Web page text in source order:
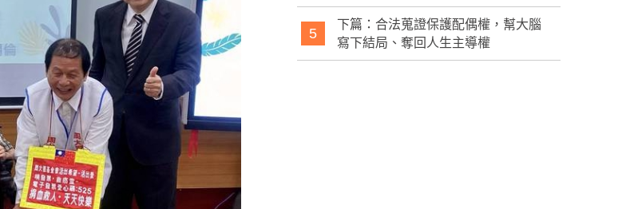
5
下篇：合法蒐證保護配偶權，幫大腦
寫下結局、奪回人生主導權